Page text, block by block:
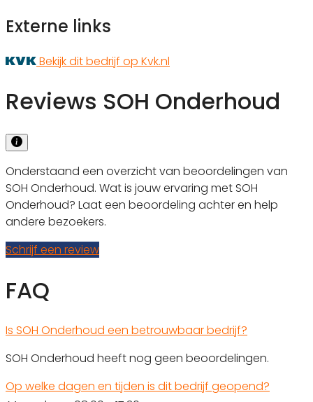
Externe links
Bekijk dit bedrijf op Kvk.nl
Reviews SOH Onderhoud
Onderstaand een overzicht van beoordelingen van
SOH Onderhoud. Wat is jouw ervaring met SOH
Onderhoud? Laat een beoordeling achter en help
andere bezoekers.
Schrijf een review
FAQ
Is SOH Onderhoud een betrouwbaar bedrijf?
SOH Onderhoud heeft nog geen beoordelingen.
Op welke dagen en tijden is dit bedrijf geopend?